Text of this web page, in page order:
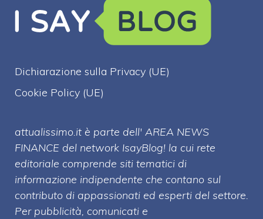
Dichiarazione sulla Privacy (UE)
Cookie Policy (UE)
attualissimo.it è parte dell' AREA NEWS
FINANCE del network IsayBlog! la cui rete
editoriale comprende siti tematici di
informazione indipendente che contano sul
contributo di appassionati ed esperti del settore.
Per pubblicità, comunicati e